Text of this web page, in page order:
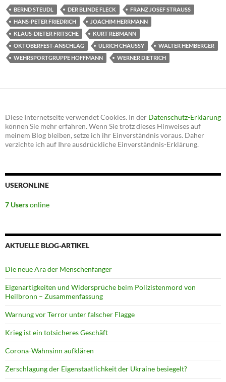
BERND STEUDL DER BLINDE FLECK
FRANZ JOSEF STRAUSS
HANS-PETER FRIEDRICH
JOACHIM HERRMANN
KLAUS-DIETER FRITSCHE
KURT REBMANN
OKTOBERFEST-ANSCHLAG
ULRICH CHAUSSY
WALTER HEMBERGER
WEHRSPORTGRUPPE HOFFMANN
WERNER DIETRICH
Diese Internetseite verwendet Cookies. In der Datenschutz-Erklärung
können Sie mehr erfahren. Wenn Sie trotz dieses Hinweises auf
meinem Blog bleiben, setze ich ihr Einverständnis voraus. Daher
verzichte ich auf Ihre ausdrückliche Einverständnis-Erklärung.
USERONLINE
7 Usersonline
AKTUELLE BLOG-ARTIKEL
Die neue Ära der Menschenfänger
Eigenartigkeiten und Widersprüche beim Polizistenmord von
Heilbronn – Zusammenfassung
Warnung vor Terror unter falscher Flagge
Krieg ist ein totsicheres Geschäft
Corona-Wahnsinn aufklären
Zerschlagung der Eigenstaatlichkeit der Ukraine besiegelt?